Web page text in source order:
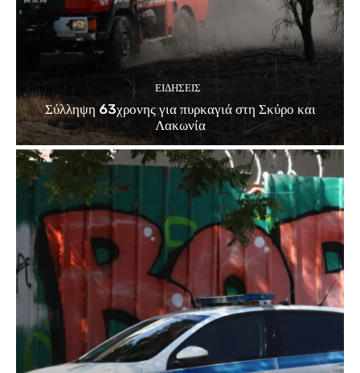
ΕΙΔΗΣΕΙΣ
Σύλληψη 63χρονης για πυρκαγιά στη Σκύρο και
Λακωνία